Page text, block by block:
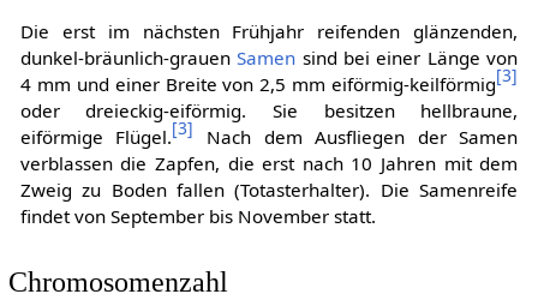
Die erst im nächsten Frühjahr reifenden glänzenden,
dunkel-bräunlich-grauenSamen sind bei einer Länge von
4 mm und einer Breite von 2,5 mm eiförmig-keilförmig[3]
oder dreieckig-eiförmig. Sie besitzen hellbraune,
eiförmige Flügel.[3] Nach dem Ausfliegen der Samen
verblassen die Zapfen, die erst nach 10 Jahren mit dem
Zweig zu Boden fallen (Totasterhalter). Die Samenreife
findet von September bis November statt.
Chromosomenzahl